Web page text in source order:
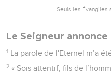
Seuls les Évangiles
Le Seigneur
1 La parole de l'Eternel m’a
2 « Sois attentif, fils de